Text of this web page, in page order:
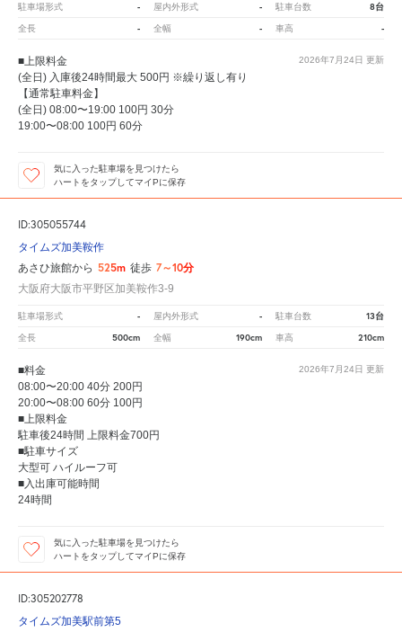
駐車場形式 - 屋内外形式 - 駐車台数 8台
全長 - 全幅 - 車高 -
2026年7月24日 更新
■上限料金
(全日) 入庫後24時間最大 500円 ※繰り返し有り
【通常駐車料金】
(全日) 08:00〜19:00 100円 30分
19:00〜08:00 100円 60分
気に入った駐車場を見つけたら
ハートをタップしてマイPに保存
ID:305055744
タイムズ加美鞍作
あさひ旅館から 525m 徒歩 7～10分
大阪府大阪市平野区加美鞍作3-9
駐車場形式 - 屋内外形式 - 駐車台数 13台
全長 500cm 全幅 190cm 車高 210cm
2026年7月24日 更新
■料金
08:00〜20:00 40分 200円
20:00〜08:00 60分 100円
■上限料金
駐車後24時間 上限料金700円
■駐車サイズ
大型可 ハイルーフ可
■入出庫可能時間
24時間
気に入った駐車場を見つけたら
ハートをタップしてマイPに保存
ID:305202778
タイムズ加美駅前第5